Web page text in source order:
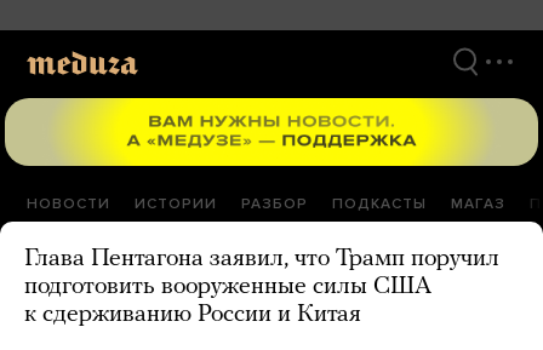
НОВОСТИ ИСТОРИИ РАЗБОР ПОДКАСТЫ МАГАЗ
Глава Пентагона заявил, что Трамп поручил
подготовить вооруженные силы США
к сдерживанию России и Китая